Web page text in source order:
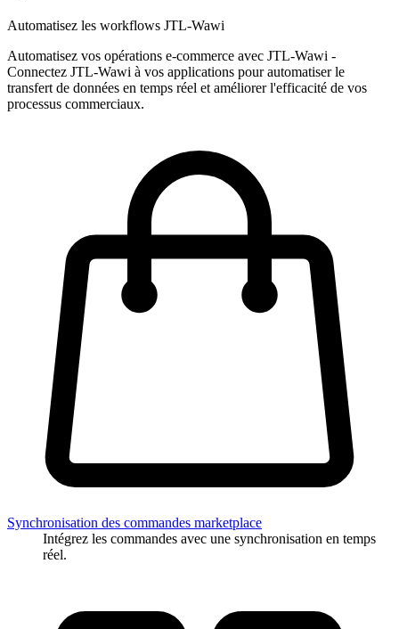
Automatisez les workflows JTL-Wawi
Automatisez vos opérations e-commerce avec JTL-Wawi -
Connectez JTL-Wawi à vos applications pour automatiser le
transfert de données en temps réel et améliorer l'efficacité de vos
processus commerciaux.
Synchronisation des commandes marketplace
Intégrez les commandes avec une synchronisation en temps
réel.